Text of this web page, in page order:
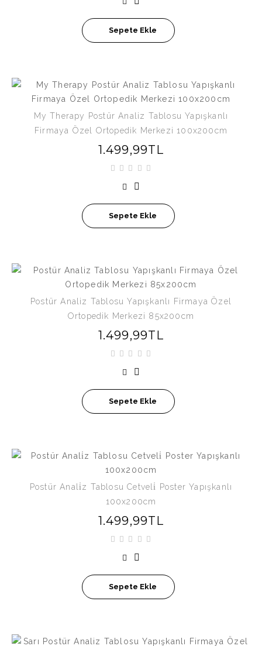
Sepete Ekle
My Therapy Postür Analiz Tablosu Yapışkanlı
Firmaya Özel Ortopedik Merkezi 100x200cm
1.499,99TL
Sepete Ekle
Postür Analiz Tablosu Yapışkanlı Firmaya Özel
Ortopedik Merkezi 85x200cm
1.499,99TL
Sepete Ekle
Postür Anali̇z Tablosu Cetveli̇ Poster Yapışkanlı
100x200cm
1.499,99TL
Sepete Ekle